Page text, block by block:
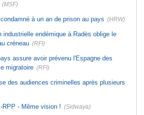
(MSF)
à un an de prison au pays (HRW)
industrielle endémique à Radès oblige le
créneau (RFI)
assure avoir prévenu l'Espagne des
migratoire (RFI)
des audiences criminelles après plusieurs
RPP - Même vision ! (Sidwaya)